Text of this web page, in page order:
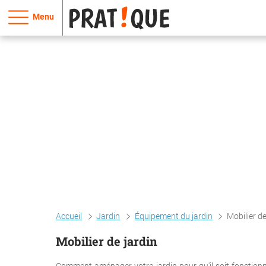
Menu
Accueil Jardin Équipement du jardin Mobilier
Mobilier de jardin